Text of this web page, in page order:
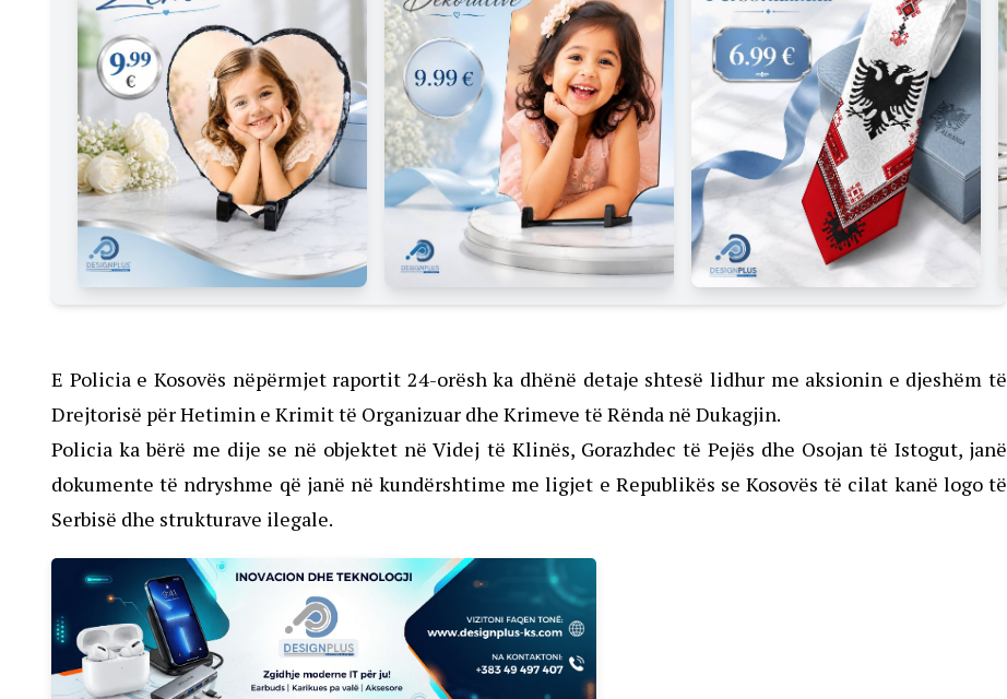
E Policia e Kosovës nëpërmjet raportit 24-orësh ka dhënë detaje shtesë lidhur me aksionin e djeshëm të
Drejtorisë për Hetimin e Krimit të Organizuar dhe Krimeve të Rënda në Dukagjin.
Policia ka bërë me dije se në objektet në Videj të Klinës, Gorazhdec të Pejës dhe Osojan të Istogut, janë
dokumente të ndryshme që janë në kundërshtime me ligjet e Republikës se Kosovës të cilat kanë logo të
Serbisë dhe strukturave ilegale.